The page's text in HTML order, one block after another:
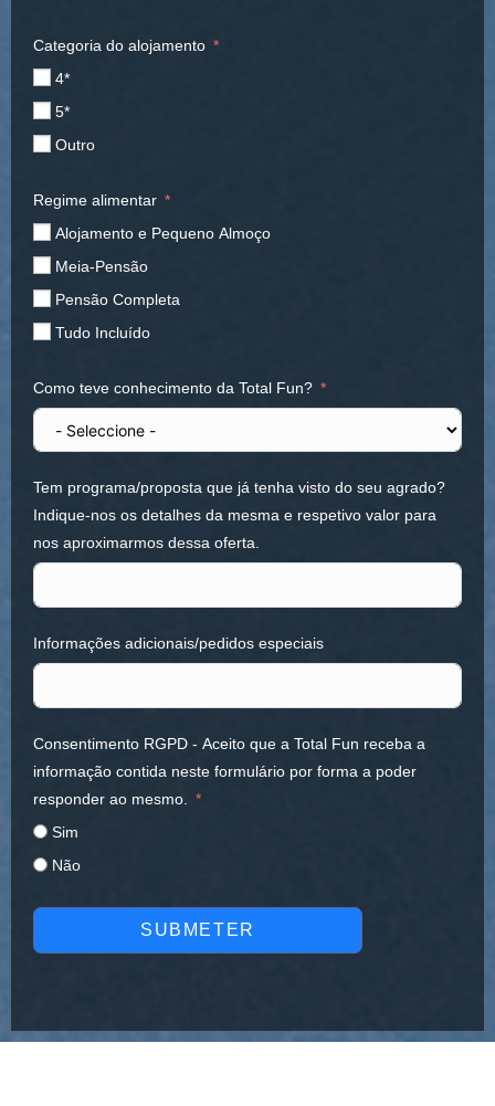
Categoria do alojamento
4*
5*
Outro
Regime alimentar
Alojamento e Pequeno Almoço
Meia-Pensão
Pensão Completa
Tudo Incluído
Como teve conhecimento da Total Fun?
Tem programa/proposta que já tenha visto do seu agrado?
Indique-nos os detalhes da mesma e respetivo valor para
nos aproximarmos dessa oferta.
Informações adicionais/pedidos especiais
Consentimento RGPD - Aceito que a Total Fun receba a
informação contida neste formulário por forma a poder
responder ao mesmo.
Sim
Não
SUBMETER